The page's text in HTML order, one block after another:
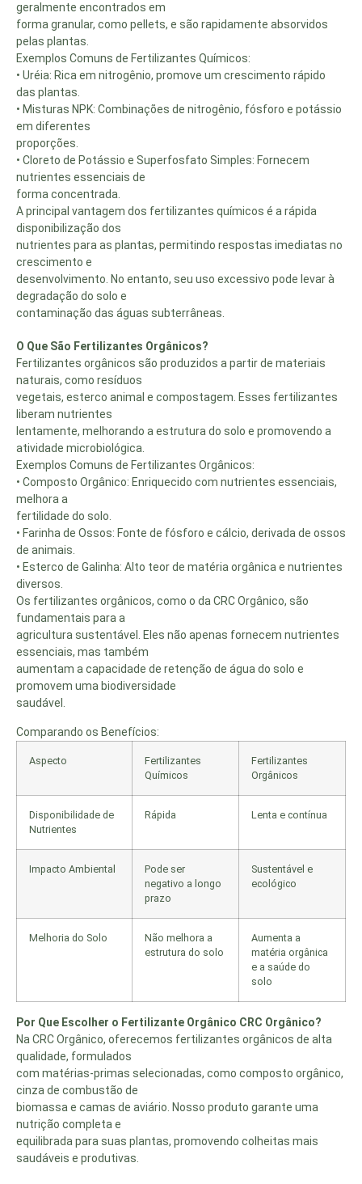
geralmente encontrados em
forma granular, como pellets, e são rapidamente absorvidos
pelas plantas.
Exemplos Comuns de Fertilizantes Químicos:
• Uréia: Rica em nitrogênio, promove um crescimento rápido
das plantas.
• Misturas NPK: Combinações de nitrogênio, fósforo e potássio
em diferentes
proporções.
• Cloreto de Potássio e Superfosfato Simples: Fornecem
nutrientes essenciais de
forma concentrada.
A principal vantagem dos fertilizantes químicos é a rápida
disponibilização dos
nutrientes para as plantas, permitindo respostas imediatas no
crescimento e
desenvolvimento. No entanto, seu uso excessivo pode levar à
degradação do solo e
contaminação das águas subterrâneas.
O Que São Fertilizantes Orgânicos?
Fertilizantes orgânicos são produzidos a partir de materiais
naturais, como resíduos
vegetais, esterco animal e compostagem. Esses fertilizantes
liberam nutrientes
lentamente, melhorando a estrutura do solo e promovendo a
atividade microbiológica.
Exemplos Comuns de Fertilizantes Orgânicos:
• Composto Orgânico: Enriquecido com nutrientes essenciais,
melhora a
fertilidade do solo.
• Farinha de Ossos: Fonte de fósforo e cálcio, derivada de ossos
de animais.
• Esterco de Galinha: Alto teor de matéria orgânica e nutrientes
diversos.
Os fertilizantes orgânicos, como o da CRC Orgânico, são
fundamentais para a
agricultura sustentável. Eles não apenas fornecem nutrientes
essenciais, mas também
aumentam a capacidade de retenção de água do solo e
promovem uma biodiversidade
saudável.
Comparando os Benefícios:
Aspecto
Fertilizantes
Químicos
Fertilizantes
Orgânicos
Disponibilidade de
Nutrientes
Rápida Lenta e contínua
Impacto Ambiental
Pode ser
negativo a longo
prazo
Sustentável e
ecológico
Melhoria do Solo
Não melhora a
estrutura do solo
Aumenta a
matéria orgânica
e a saúde do
solo
Por Que Escolher o Fertilizante Orgânico CRC Orgânico?
Na CRC Orgânico, oferecemos fertilizantes orgânicos de alta
qualidade, formulados
com matérias-primas selecionadas, como composto orgânico,
cinza de combustão de
biomassa e camas de aviário. Nosso produto garante uma
nutrição completa e
equilibrada para suas plantas, promovendo colheitas mais
saudáveis e produtivas.